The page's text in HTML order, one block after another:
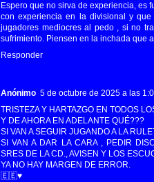
Espero que no sirva de experiencia, es
con experiencia en la divisional y
jugadores mediocres al pedo , si no
sufrimiento. Piensen en la inchada que
Responder
Anónimo 5 de octubre de 2025 a las
TRISTEZA Y HARTAZGO EN TODOS
Y DE AHORA EN ADELANTE QUÉ???
SI VAN A SEGUIR JUGANDO A LA
SI VAN A DAR LA CARA , PEDIR
SRES DE LA CD., AVISEN Y LOS
YA NO HAY MARGEN DE ERROR.
🇪🇪♥️